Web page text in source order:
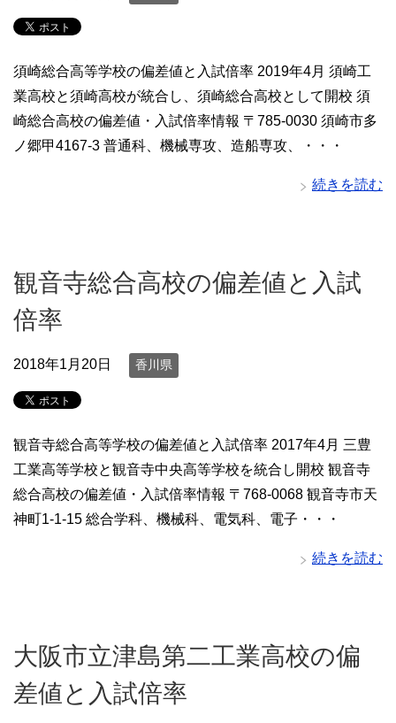
須崎総合高等学校の偏差値と入試倍率 2019年4月 須崎工
業高校と須崎高校が統合し、須崎総合高校として開校 須
崎総合高校の偏差値・入試倍率情報 〒785-0030 須崎市多
ノ郷甲4167-3 普通科、機械専攻、造船専攻、・・・
続きを読む
観音寺総合高校の偏差値と入試
倍率
2018年1月20日 香川県
観音寺総合高等学校の偏差値と入試倍率 2017年4月 三豊
工業高等学校と観音寺中央高等学校を統合し開校 観音寺
総合高校の偏差値・入試倍率情報 〒768-0068 観音寺市天
神町1-1-15 総合学科、機械科、電気科、電子・・・
続きを読む
大阪市立津島第二工業高校の偏
差値と入試倍率